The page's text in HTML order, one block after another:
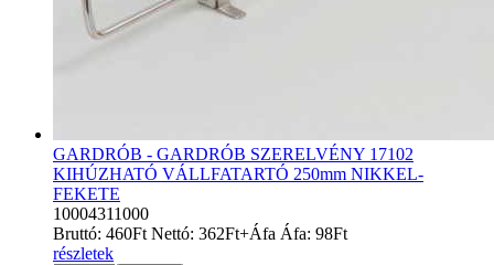
GARDRÓB - GARDRÓB SZERELVÉNY 17102
KIHÚZHATÓ VÁLLFATARTÓ 250mm NIKKEL-
FEKETE
10004311000
Bruttó: 460Ft Nettó: 362Ft+Áfa Áfa: 98Ft
részletek